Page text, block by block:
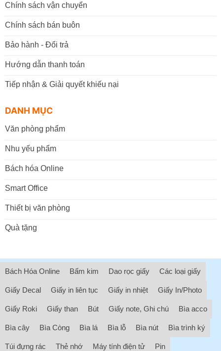
Chính sách vận chuyển
Chính sách bán buôn
Bảo hành - Đổi trả
Hướng dẫn thanh toán
Tiếp nhận & Giải quyết khiếu nại
DANH MỤC
Văn phòng phẩm
Nhu yếu phẩm
Bách hóa Online
Smart Office
Thiết bị văn phòng
Quà tặng
Bách Hóa Online Bấm kim Dao rọc giấy Các loại giấy
Giấy Decal Giấy in liên tục Giấy in nhiệt Giấy In/Photo
Giấy Roki Giấy than Bút Giấy note, Ghi chú Bìa acco
Bìa cây Bìa Còng Bìa lá Bìa lỗ Bìa nút Bìa trình ký
Túi đựng rác Thẻ nhớ Máy tính điện tử Pin